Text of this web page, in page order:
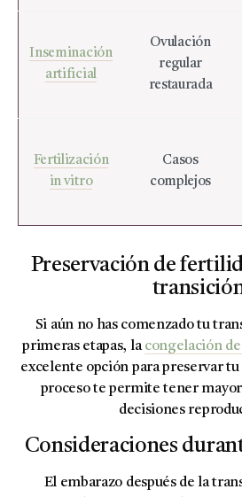
Inseminación
artificial
Ovulación
regular
restaurada
Fertilización
in vitro
Casos
complejos
Preservación de
Si aún no has comenzado tu
primeras etapas, lacongelación
excelente opción para preservar
proceso te permite tener
decisiones
Consideraciones
El embarazo después de la